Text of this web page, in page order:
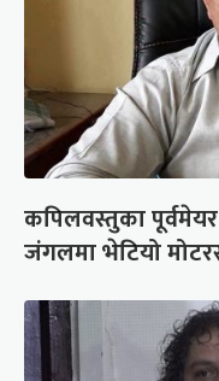
कपिलवस्तुका
जंगलमा भेटियो